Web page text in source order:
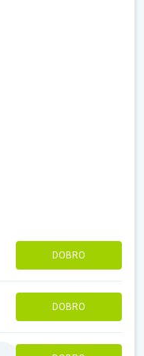
DOBRO
DOBRO